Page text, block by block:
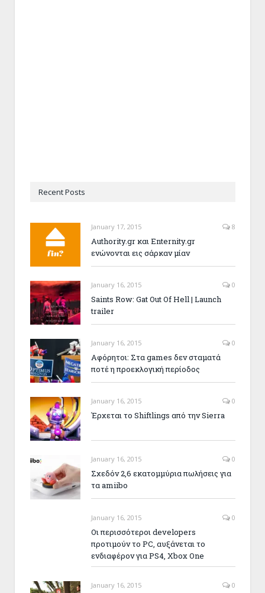
Recent Posts
January 17, 2015 8
Authority.gr και Enternity.gr
ενώνονται εις σάρκαν μίαν
January 16, 2015 0
Saints Row: Gat Out Of Hell | Launch
trailer
January 16, 2015 0
Αφόρητοι: Στα games δεν σταματά
ποτέ η προεκλογική περίοδος
January 16, 2015 0
Έρχεται το Shiftlings από την Sierra
January 16, 2015 0
Σχεδόν 2,6 εκατομμύρια πωλήσεις για
τα amiibo
January 16, 2015 0
Οι περισσότεροι developers
προτιμούν το PC, αυξάνεται το
ενδιαφέρον για PS4, Xbox One
January 16, 2015 0